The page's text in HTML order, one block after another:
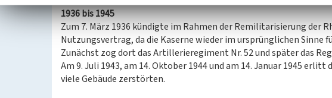
1936 bis 1945
Zum 7. März 1936 kündigte im Rahmen der Remilitarisierung der
Nutzungsvertrag, da die Kaserne wieder im ursprünglichen
Zunächst zog dort das Artillerieregiment Nr. 52 und später das
Am 9. Juli 1943, am 14. Oktober 1944 und am 14. Januar 1945
viele Gebäude zerstörten.